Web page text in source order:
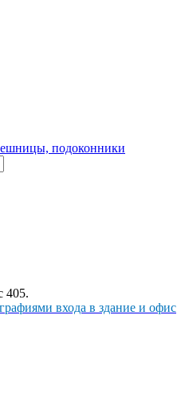
405.
входа в здание и офис